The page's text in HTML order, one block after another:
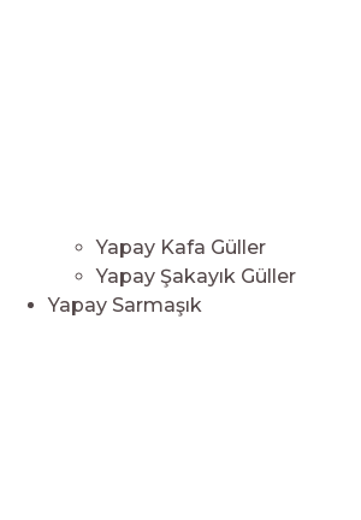
Yapay Kafa Güller
Yapay Şakayık Güller
Yapay Sarmaşık